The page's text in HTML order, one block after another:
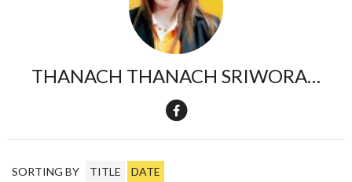
THANACH THANACH SRIWORASAN
SORTING BY TITLE DATE